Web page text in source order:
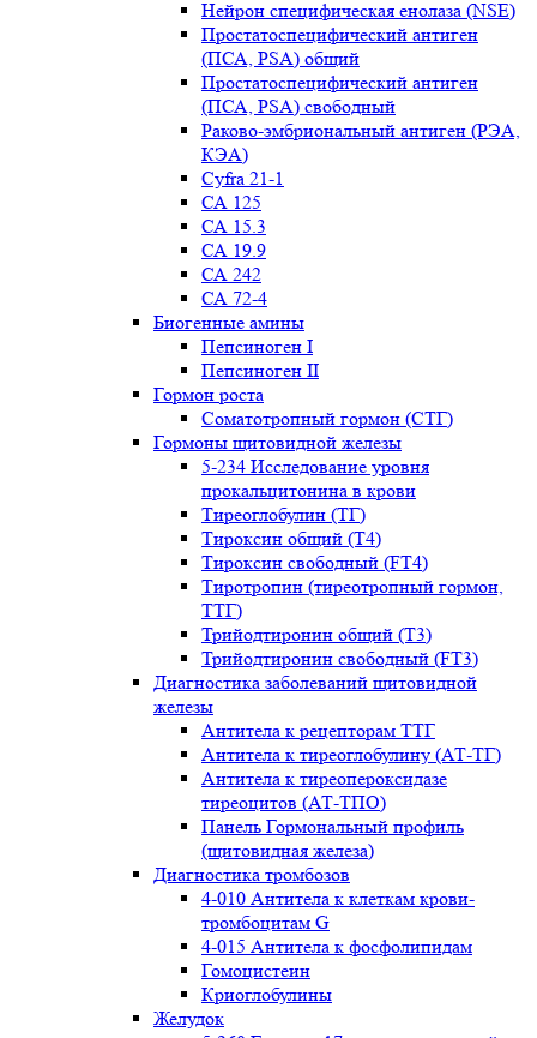
Нейрон специфическая енолаза (NSE)
Простатоспецифический антиген
(ПСА, PSA) общий
Простатоспецифический антиген
(ПСА, PSA) свободный
Раково-эмбриональный антиген (РЭА,
КЭА)
Сyfra 21-1
СА 125
СА 15.3
СА 19.9
СА 242
СА 72-4
Биогенные амины
Пепсиноген I
Пепсиноген II
Гормон роста
Соматотропный гормон (СТГ)
Гормоны щитовидной железы
5-234 Исследование уровня
прокальцитонина в крови
Тиреоглобулин (ТГ)
Тироксин общий (Т4)
Тироксин свободный (FT4)
Тиротропин (тиреотропный гормон,
ТТГ)
Трийодтиронин общий (Т3)
Трийодтиронин свободный (FT3)
Диагностика заболеваний щитовидной
железы
Антитела к рецепторам ТТГ
Антитела к тиреоглобулину (АТ-ТГ)
Антитела к тиреопероксидазе
тиреоцитов (АТ-ТПО)
Панель Гормональный профиль
(щитовидная железа)
Диагностика тромбозов
4-010 Антитела к клеткам крови-
тромбоцитам G
4-015 Антитела к фосфолипидам
Гомоцистеин
Криоглобулины
Желудок